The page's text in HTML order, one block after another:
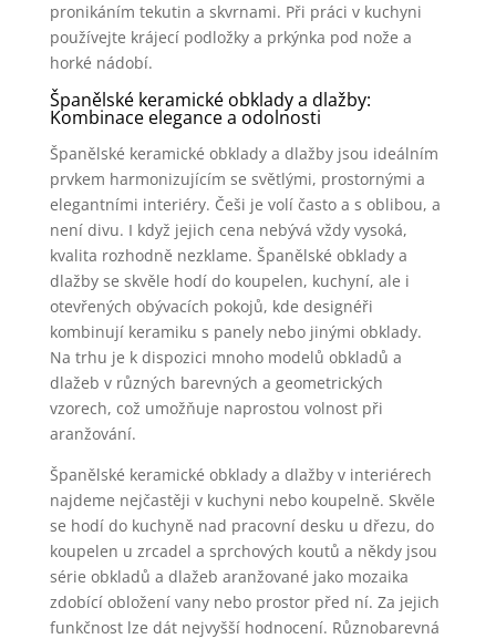
pronikáním tekutin a skvrnami. Při práci v kuchyni
používejte krájecí podložky a prkýnka pod nože a
horké nádobí.
Španělské keramické obklady a dlažby:
Kombinace elegance a odolnosti
Španělské keramické obklady a dlažby jsou ideálním
prvkem harmonizujícím se světlými, prostornými a
elegantními interiéry. Češi je volí často a s oblibou, a
není divu. I když jejich cena nebývá vždy vysoká,
kvalita rozhodně nezklame. Španělské obklady a
dlažby se skvěle hodí do koupelen, kuchyní, ale i
otevřených obývacích pokojů, kde designéři
kombinují keramiku s panely nebo jinými obklady.
Na trhu je k dispozici mnoho modelů obkladů a
dlažeb v různých barevných a geometrických
vzorech, což umožňuje naprostou volnost při
aranžování.
Španělské keramické obklady a dlažby v interiérech
najdeme nejčastěji v kuchyni nebo koupelně. Skvěle
se hodí do kuchyně nad pracovní desku u dřezu, do
koupelen u zrcadel a sprchových koutů a někdy jsou
série obkladů a dlažeb aranžované jako mozaika
zdobící obložení vany nebo prostor před ní. Za jejich
funkčnost lze dát nejvyšší hodnocení. Různobarevná